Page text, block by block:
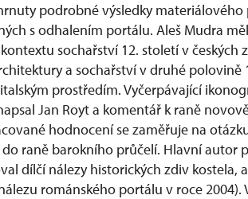
podrobné výsledky
s odhalením portálu. Aleš Mudra
sochařství 12. století v českých
a sochařství v druhé polovině
prostředím. Vyčerpávající
Jan Royt a komentář k raně
hodnocení se zaměřuje na
raně barokního průčelí. Hlavní autor
dílčí nálezy historických zdiv kostela,
románského portálu v roce 2004).